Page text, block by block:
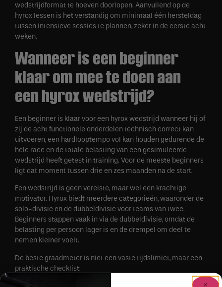
wedstrijdformat te hoeven doorlopen. Aanvullend op de
hyrox lessen is het verstandig om minimaal één hersteldag
tussen intensieve sessies te plannen, zeker in de eerste acht
weken.
Wanneer is een beginner
klaar om mee te doen aan
een hyrox wedstrijd?
Een beginner is klaar voor een hyrox wedstrijd wanneer hij of
zij de acht functionele onderdelen technisch correct kan
uitvoeren, een hardlooptempo vol kan houden gedurende de
hele race en de totale belasting van een gesimuleerde
wedstrijd heeft getest in training. Voor de meeste beginners
ligt dat moment tussen drie en zes maanden na de start.
Een wedstrijd is geen vereiste, maar wel een krachtige
motivator. Hyrox biedt meerdere categorieën, waaronder de
solo-divisie en de dubbeldivisie voor teams van twee.
Beginners stappen vaak in via de dubbeldivisie, omdat de
belasting per persoon lager is en de drempel om deel te
nemen kleiner voelt.
De beste graadmeter is niet een vaste tijdslimiet, maar een
praktische checklist: